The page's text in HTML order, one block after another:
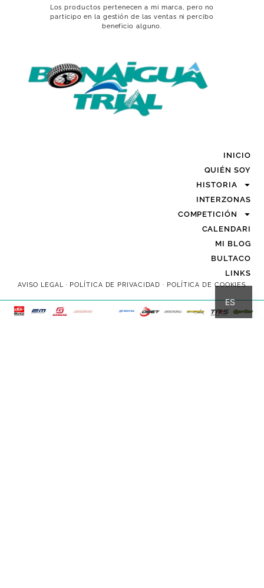
Los productos pertenecen a mi marca, pero no
participo en la gestión de las ventas ni percibo
beneficio alguno.
INICIO
QUIÉN SOY
HISTORIA
INTERZONAS
COMPETICIÓN
CALENDARI
MI BLOG
BULTACO
LINKS
AVISO LEGAL· POLÍTICA DE PRIVACIDAD · POLÍTICA DE COOKIES
ES
CA